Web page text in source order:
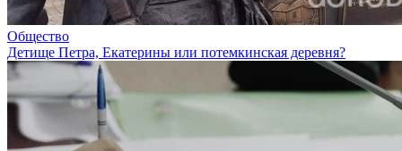
Общество
Детище Петра, Екатерины или потемкинская деревня?